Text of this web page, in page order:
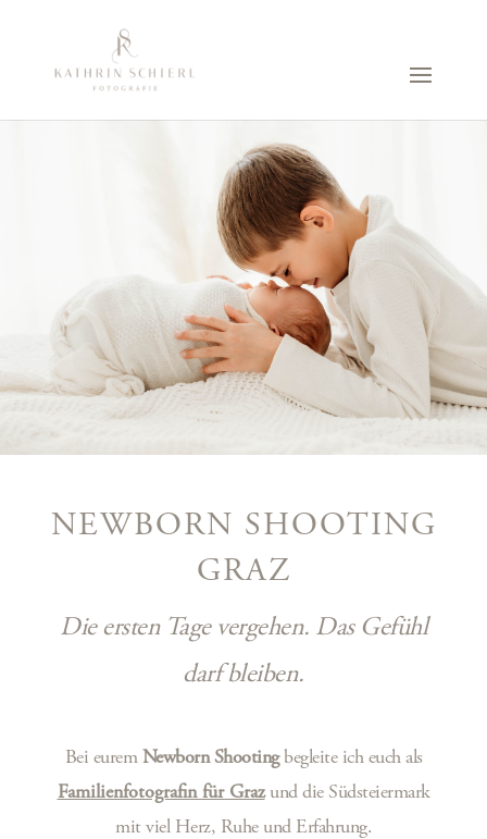
NEWBORN SHOOTING
GRAZ
Die ersten Tage vergehen. Das Gefühl
darf bleiben.
Bei eurem Newborn Shootingbegleite ich euch als
Familienfotografin für Grazund die Südsteiermark
mit viel Herz, Ruhe und Erfahrung.